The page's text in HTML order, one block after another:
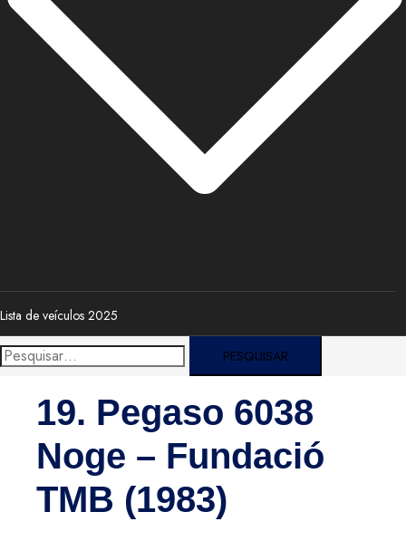
Lista de veículos 2025
Pesquisar
19. Pegaso 6038
Noge – Fundació
TMB (1983)